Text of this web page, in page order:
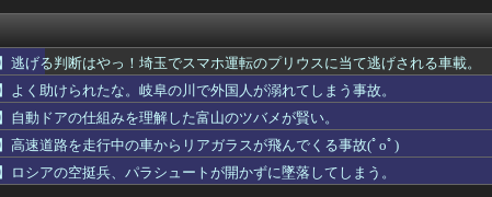
ん、とんでもないスピンオフ漫画が連載決定ｗｗｗｗｗｗｗｗｗ...
広島市長は『偽りの呪文』繰り返している」 平和宣言を非難
円で遊ぼう！｣ 後編公開！！！【乃木坂46】
学生殺人事件、主犯格の川口被告さん（19）に無期懲役の判決...
クス、エチエチすぎるｗｗｗwｗｗｗｗｗｗｗｗ
果､日本人の遺伝子は白人や黒人よりも中国人や韓国人に酷似と...
術ミスで女性患者を「植物状態」にしてしまう・・・
嬢やってる理由で一番多いのは⇒！？
睨みつける様子に全米騒然！←「最高の二人」（海外の反応）
の店行ってた。私「なんで黙って行ったの？」旦那「暴力したら...
】逃げる判断はやっ！埼玉でスマホ運転のプリウスに当て逃げされる車載。
】よく助けられたな。岐阜の川で外国人が溺れてしまう事故。
自動ドアの仕組みを理解した富山のツバメが賢い。
】高速道路を走行中の車からリアガラスが飛んでくる事故(ﾟoﾟ)
】ロシアの空挺兵、パラシュートが開かずに墜落してしまう。